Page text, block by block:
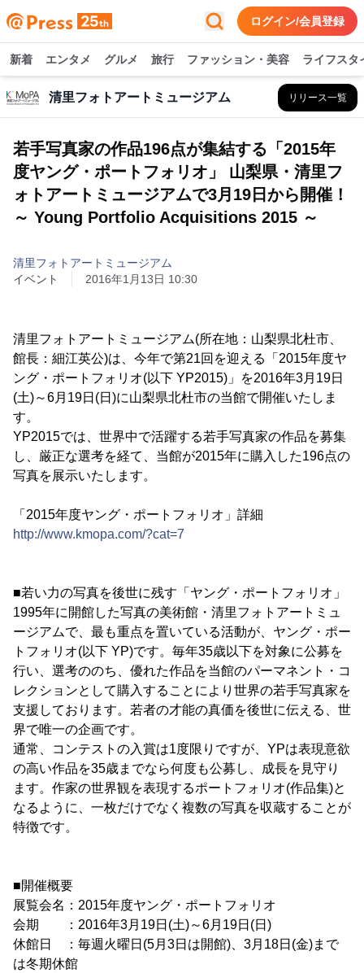
ログイン/会員登録
新着 エンタメ グルメ 旅行 ファッション・美容 ライフスタ
清里フォトアートミュージアム リリース一覧
若手写真家の作品196点が集結する「2015年
度ヤング・ポートフォリオ」 山梨県・清里フ
ォトアートミュージアムで3月19日から開催！
～ Young Portfolio Acquisitions 2015 ～
清里フォトアートミュージアム
イベント
2016年1月13日 10:30
清里フォトアートミュージアム(所在地：山梨県北杜市、
館長：細江英公)は、今年で第21回を迎える「2015年度ヤ
ング・ポートフォリオ(以下 YP2015)」を2016年3月19日
(土)～6月19日(日)に山梨県北杜市の当館で開催いたしま
す。
YP2015では、世界中で活躍する若手写真家の作品を募集
し、厳正な選考を経て、当館が2015年に購入した196点の
写真を展示いたします。
「2015年度ヤング・ポートフォリオ」詳細
http://www.kmopa.com/?cat=7
■若い力の写真を後世に残す「ヤング・ポートフォリオ」
1995年に開館した写真の美術館・清里フォトアートミュ
ージアムで、最も重点を置いている活動が、ヤング・ポー
トフォリオ(以下 YP)です。毎年35歳以下を対象に公募を
行い、選考ののち、優れた作品を当館のパーマネント・コ
レクションとして購入することにより世界の若手写真家を
支援しております。若者の才能の真価を後世に伝える、世
界で唯一の企画です。
通常、コンテストの入賞は1度限りですが、YPは表現意欲
の高い作品を35歳までなら何度も公募し、成長を見守り
ます。作家の世界観を表現するポートフォリオ(作品集)と
なるように、一枚だけでなく複数の写真を収蔵することが
特徴です。
■開催概要
展覧会名：2015年度ヤング・ポートフォリオ
会期 ：2016年3月19日(土)～6月19日(日)
休館日 ：毎週火曜日(5月3日は開館)、3月18日(金)まで
は冬期休館